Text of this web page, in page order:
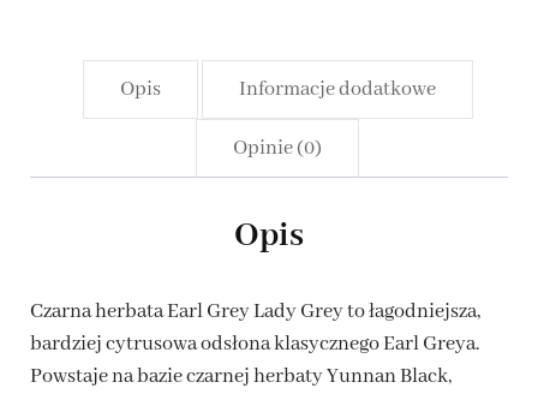
Opis Informacje dodatkowe
Opinie (0)
Opis
Czarna herbata Earl Grey Lady Grey to łagodniejsza,
bardziej cytrusowa odsłona klasycznego Earl Greya.
Powstaje na bazie czarnej herbaty Yunnan Black,